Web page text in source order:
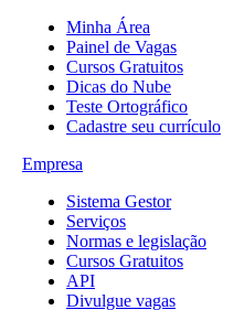
Minha Área
Painel de Vagas
Cursos Gratuitos
Dicas do Nube
Teste Ortográfico
Cadastre seu currículo
Empresa
Sistema Gestor
Serviços
Normas e legislação
Cursos Gratuitos
API
Divulgue vagas